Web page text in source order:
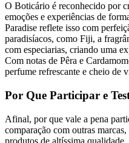
O Boticário é reconhecido por
emoções e experiências de
Paradise reflete isso com
paradisíacos, como Fiji, a
com especiarias, criando uma
Com notas de Pêra e
perfume refrescante e cheio de
Por Que Participar e
Afinal, por que vale a pena
comparação com outras
produtos de altíssima qualidade,